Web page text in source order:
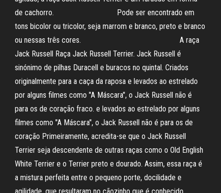
de cachorro.⠀ ⠀⠀⠀⠀⠀⠀⠀⠀⠀ Pode ser encontrado em
tons bicolor ou tricolor, seja marrom e branco, preto e branco
ou nessas três cores. ⠀⠀⠀⠀⠀⠀⠀⠀⠀⠀⠀⠀⠀⠀⠀⠀ A raça
Jack Russell Raça Jack Russell Terrier. Jack Russell é
sinónimo de pilhas Duracell e buracos no quintal. Criados
originalmente para a caça da raposa e levados ao estrelado
por alguns filmes como "A Máscara", o Jack Russell não é
para os de coração fraco. e levados ao estrelado por alguns
filmes como "A Máscara", o Jack Russell não é para os de
coração Primeiramente, acredita-se que o Jack Russell
Terrier seja descendente de outras raças como o Old English
White Terrier e o Terrier preto e dourado. Assim, essa raça é
a mistura perfeita entre o pequeno porte, docilidade e